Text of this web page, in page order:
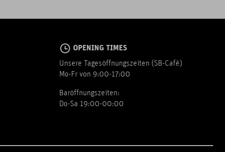
OPENING TIMES
Unsere Tagesöffnungszeiten (SB-Cafè)
Mo-Fr von 9:00-17:00
Baröffnungszeiten:
Do-Sa 19:00-00:00